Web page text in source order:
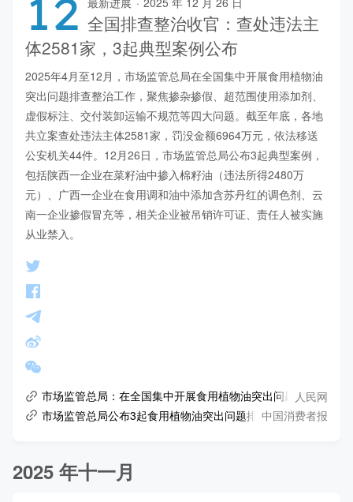
12 全国排查整治收官：查处违法主
体2581家，3起典型案例公布
2025年4月至12月，市场监管总局在全国集中开展食用植物油
突出问题排查整治工作，聚焦掺杂掺假、超范围使用添加剂、
虚假标注、交付装卸运输不规范等四大问题。截至年底，各地
共立案查处违法主体2581家，罚没金额6964万元，依法移送
公安机关44件。12月26日，市场监管总局公布3起典型案例，
包括陕西一企业在菜籽油中掺入棉籽油（违法所得2480万
元）、广西一企业在食用调和油中添加含苏丹红的调色剂、云
南一企业掺假冒充等，相关企业被吊销许可证、责任人被实施
从业禁入。
市场监管总局：在全国集中开展食用植物油突出问题排查整治
人民网
市场监管总局公布3起食用植物油突出问题排查整治典型案例
中国消费者报
2025 年十一月